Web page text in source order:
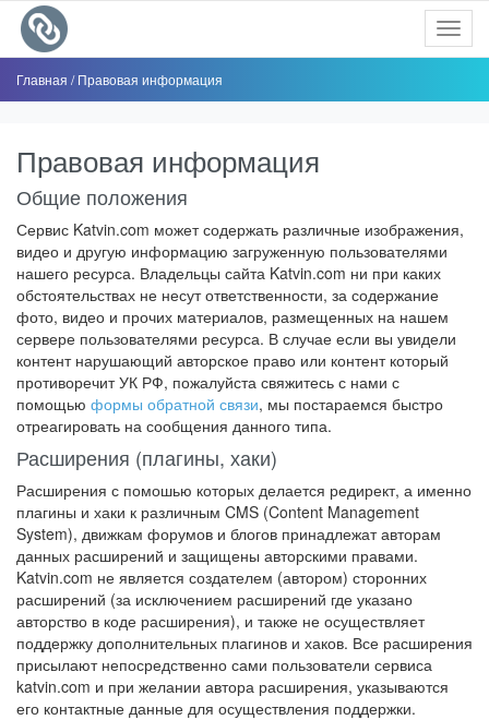
Главная /Правовая информация
Правовая информация
Общие положения
Сервис Katvin.com может содержать различные изображения,
видео и другую информацию загруженную пользователями
нашего ресурса. Владельцы сайта Katvin.com ни при каких
обстоятельствах не несут ответственности, за содержание
фото, видео и прочих материалов, размещенных на нашем
сервере пользователями ресурса. В случае если вы увидели
контент нарушающий авторское право или контент который
противоречит УК РФ, пожалуйста свяжитесь с нами с
помощью формы обратной связи, мы постараемся быстро
отреагировать на сообщения данного типа.
Расширения (плагины, хаки)
Расширения с помошью которых делается редирект, а именно
плагины и хаки к различным CMS (Content Management
System), движкам форумов и блогов принадлежат авторам
данных расширений и защищены авторскими правами.
Katvin.com не является создателем (автором) сторонних
расширений (за исключением расширений где указано
авторство в коде расширения), и также не осуществляет
поддержку дополнительных плагинов и хаков. Все расширения
присылают непосредственно сами пользователи сервиса
katvin.com и при желании автора расширения, указываются
его контактные данные для осуществления поддержки.